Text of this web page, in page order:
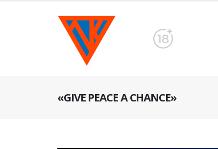
«GIVE PEACE A CHANCE»